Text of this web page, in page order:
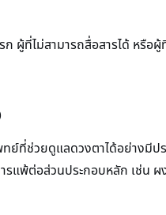
ผู้ที่ไม่สามารถสื่อสารได้ หรื
ทย์ที่ช่วยดูแลดวงตาได้อย่าง
พ้ต่อส่วนประกอบหลัก เช่น